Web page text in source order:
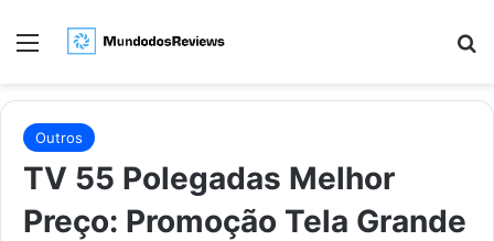
Menu
Outros
TV 55 Polegadas Melhor
Preço: Promoção Tela Grande